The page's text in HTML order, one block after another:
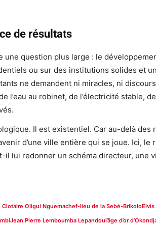
de résultats
une question plus large : le
ou sur des institutions solides et
ne demandent ni miracles, ni
l’eau au robinet, de l’électricité stable,
Il est existentiel. Car au-delà des
d’une ville entière qui se joue. Ici, le
il lui redonner un schéma directeur, une
Clotaire Oligui Nguemachef-lieu de la Sebé-BrikoloElvis
Jean Pierre Lemboumba Lepandoul’âge d’or